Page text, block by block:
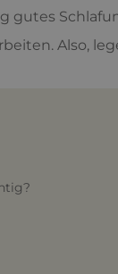
gutes
Also,